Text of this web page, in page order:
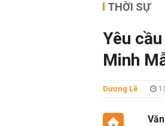
THỜI SỰ
Yêu
Minh
Dương Lê